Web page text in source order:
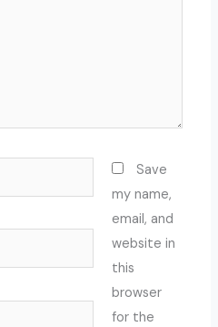
Save
my name,
email, and
website in
this
browser
for the